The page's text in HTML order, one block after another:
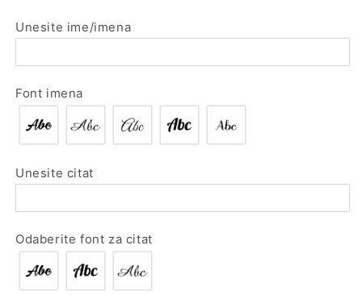
Unesite ime/imena
Font imena
Unesite citat
Odaberite font za citat